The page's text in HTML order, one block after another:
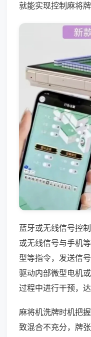
就能实现控制麻将
蓝牙或无线信号控
或无线信号与手机
型等指令，发送信
驱动内部微型电机
过程中进行干预，达
麻将机洗牌时机把
致混合不充分，牌